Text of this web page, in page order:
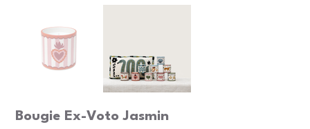
Bougie Ex-Voto Jasmin